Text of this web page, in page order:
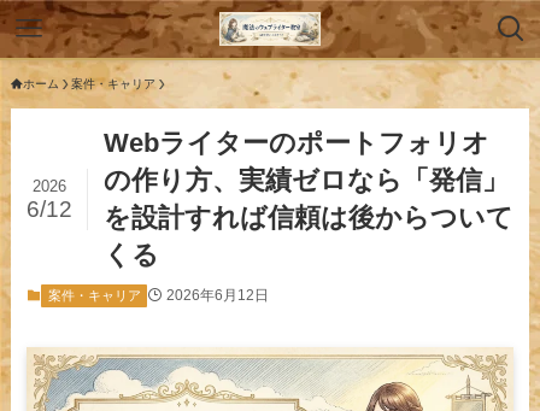
ホーム 案件・キャリア
Webライターのポートフォリオ
の作り方、実績ゼロなら「発信」
を設計すれば信頼は後からついて
くる
2026
6/12
案件・キャリア 2026年6月12日